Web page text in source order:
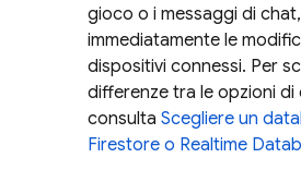
gioco o i messaggi di
immediatamente le
dispositivi connessi. Per
differenze tra le opzioni di
consulta Scegliere un
Firestore o Realtime